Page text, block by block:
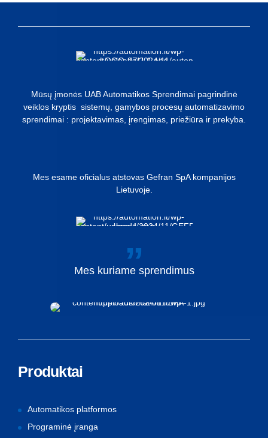
Mūsų įmonės UAB Automatikos Sprendimai pagrindinė
veiklos kryptis sistemų, gamybos procesų automatizavimo
sprendimai : projektavimas, įrengimas, priežiūra ir prekyba.
Mes esame oficialus atstovas Gefran SpA kompanijos
Lietuvoje.
Mes kuriame sprendimus
Produktai
Automatikos platformos
Programinė įranga